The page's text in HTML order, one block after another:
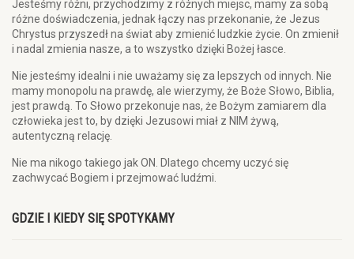
Jesteśmy różni, przychodzimy z różnych miejsc, mamy za sobą
różne doświadczenia, jednak łączy nas przekonanie, że Jezus
Chrystus przyszedł na świat aby zmienić ludzkie życie. On zmienił
i nadal zmienia nasze, a to wszystko dzięki Bożej łasce.
Nie jesteśmy idealni i nie uważamy się za lepszych od innych. Nie
mamy monopolu na prawdę, ale wierzymy, że Boże Słowo, Biblia,
jest prawdą. To Słowo przekonuje nas, że Bożym zamiarem dla
człowieka jest to, by dzięki Jezusowi miał z NIM żywą,
autentyczną relację.
Nie ma nikogo takiego jak ON. Dlatego chcemy uczyć się
zachwycać Bogiem i przejmować ludźmi.
GDZIE I KIEDY SIĘ SPOTYKAMY